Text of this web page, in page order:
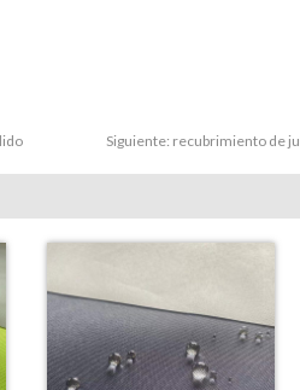
Siguiente: recubrimiento de